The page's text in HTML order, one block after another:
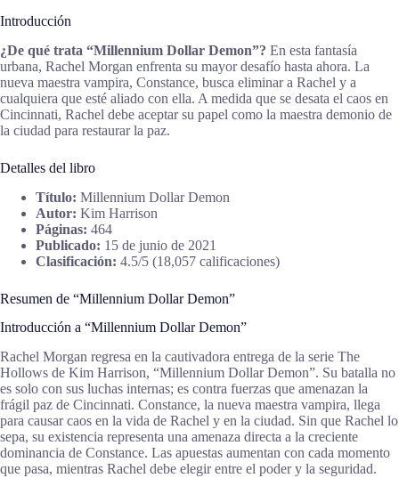
Introducción
¿De qué trata “Millennium Dollar Demon”? En esta fantasía
urbana, Rachel Morgan enfrenta su mayor desafío hasta ahora. La
nueva maestra vampira, Constance, busca eliminar a Rachel y a
cualquiera que esté aliado con ella. A medida que se desata el caos en
Cincinnati, Rachel debe aceptar su papel como la maestra demonio de
la ciudad para restaurar la paz.
Detalles del libro
Título: Millennium Dollar Demon
Autor: Kim Harrison
Páginas: 464
Publicado: 15 de junio de 2021
Clasificación: 4.5/5 (18,057 calificaciones)
Resumen de “Millennium Dollar Demon”
Introducción a “Millennium Dollar Demon”
Rachel Morgan regresa en la cautivadora entrega de la serie The
Hollows de Kim Harrison, “Millennium Dollar Demon”. Su batalla no
es solo con sus luchas internas; es contra fuerzas que amenazan la
frágil paz de Cincinnati. Constance, la nueva maestra vampira, llega
para causar caos en la vida de Rachel y en la ciudad. Sin que Rachel lo
sepa, su existencia representa una amenaza directa a la creciente
dominancia de Constance. Las apuestas aumentan con cada momento
que pasa, mientras Rachel debe elegir entre el poder y la seguridad.